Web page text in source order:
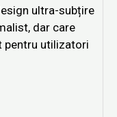
ultra-subțire
dar care
pentru utilizatori